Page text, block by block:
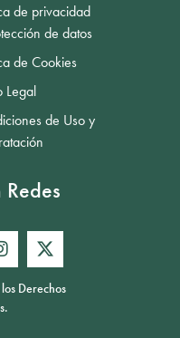
de privacidad
de datos
de Cookies
Legal
de Uso y
Derechos